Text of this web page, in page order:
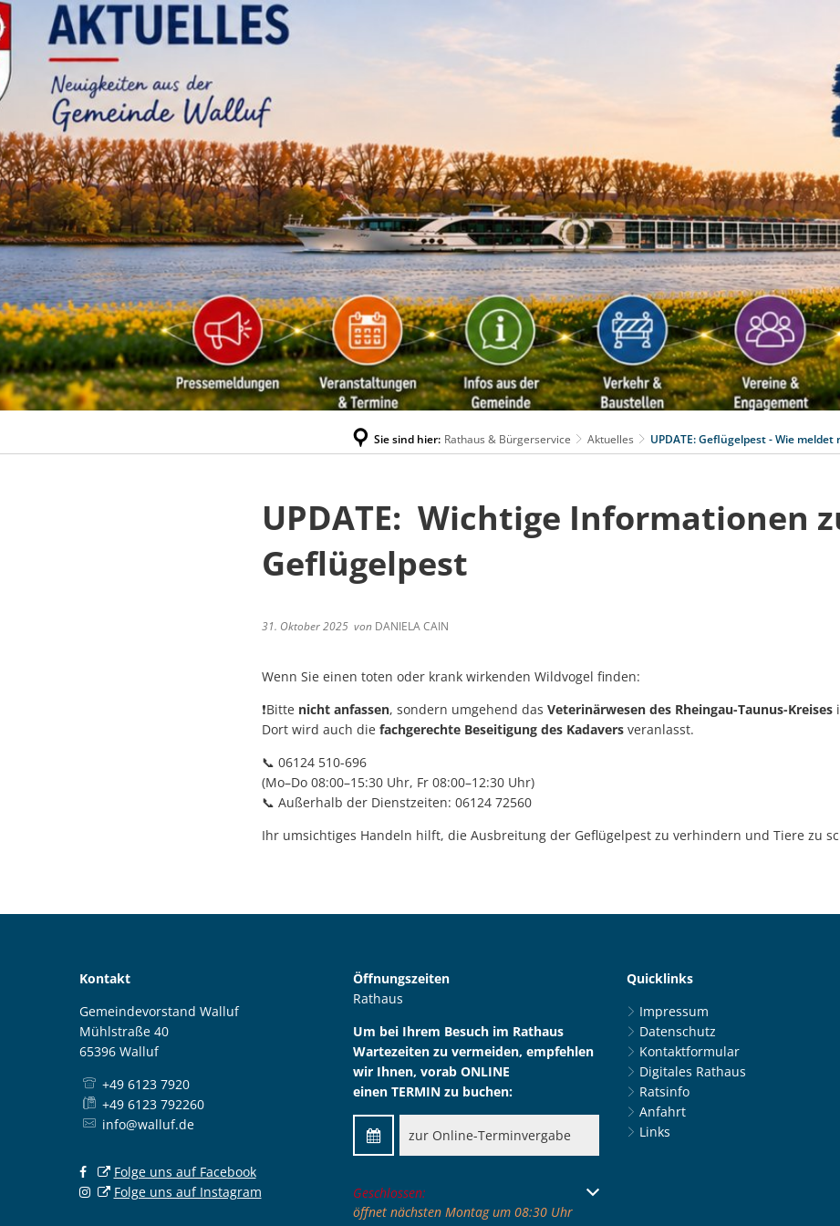
Sie sind hier: Rathaus & Bürgerservice Aktuelles UPDATE: Geflügelpest - Wie meldet
UPDATE: Wichtige Informationen
Geflügelpest
31. Oktober 2025 von DANIELA CAIN
Wenn Sie einen toten oder krank wirkenden Wildvogel finden:
❗Bitte nicht anfassen, sondern umgehend das Veterinärwesen des Rheingau-Taunus-Kreises
Dort wird auch die fachgerechte Beseitigung des Kadavers veranlasst.
📞 06124 510-696
(Mo–Do 08:00–15:30 Uhr, Fr 08:00–12:30 Uhr)
📞 Außerhalb der Dienstzeiten: 06124 72560
Ihr umsichtiges Handeln hilft, die Ausbreitung der Geflügelpest zu verhindern und Tiere zu
Kontakt
Gemeindevorstand Walluf
Mühlstraße 40
65396 Walluf
+49 6123 7920
+49 6123 792260
info@walluf.de
Folge uns auf Facebook
Folge uns auf Instagram
Öffnungszeiten
Rathaus
Um bei Ihrem Besuch im Rathaus
Wartezeiten zu vermeiden, empfehlen
wir Ihnen, vorab ONLINE
einen TERMIN zu buchen:
zur Online-Terminvergabe
Klicken, um weitere Öffnungs- oder Schließzeiten auszublenden
Geschlossen:
öffnet nächsten Montag um 08:30 Uhr
Quicklinks
Impressum
Datenschutz
Kontaktformular
Digitales Rathaus
Ratsinfo
Anfahrt
Links